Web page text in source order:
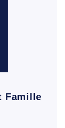
Famille